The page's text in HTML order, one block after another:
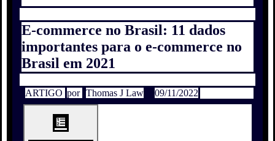
E-commerce no Brasil: 11 dados
importantes para o e-commerce no
Brasil em 2021
ARTIGO por Thomas J Law 09/11/2022